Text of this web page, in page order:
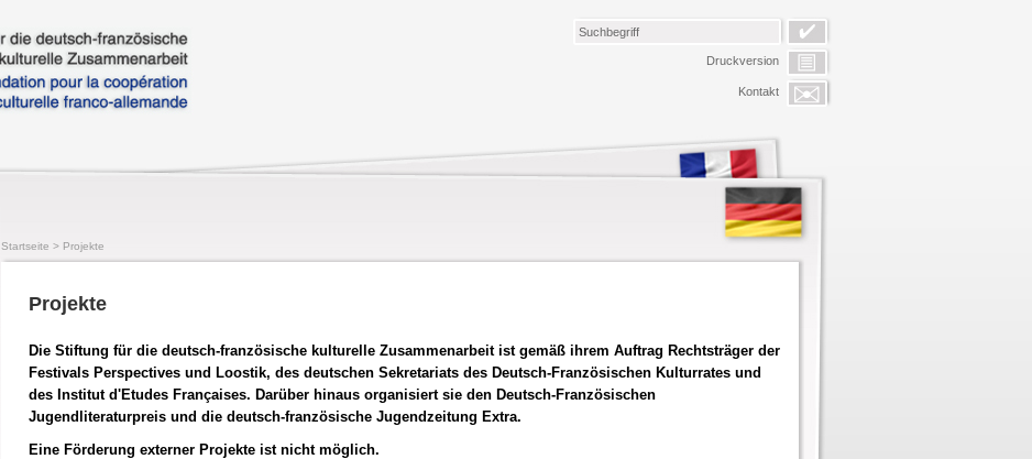
Druckversion
Kontakt
Startseite > Projekte
Projekte
Die Stiftung für die deutsch-französische kulturelle Zusammenarbeit ist gemäß ihrem Auftrag Rechtsträger der
Festivals Perspectives und Loostik, des deutschen Sekretariats des Deutsch-Französischen Kulturrates und
des Institut d'Etudes Françaises. Darüber hinaus organisiert sie den Deutsch-Französischen
Jugendliteraturpreis und die deutsch-französische Jugendzeitung Extra.
Eine Förderung externer Projekte ist nicht möglich.